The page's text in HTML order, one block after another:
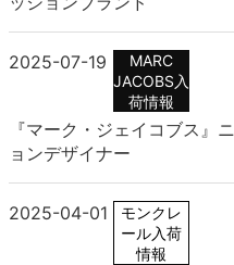
2025-07-19
MARC
JACOBS入
荷情報
『マーク・ジェイコブス』
ョンデザイナー
2025-04-01
モンクレ
ール入荷
情報